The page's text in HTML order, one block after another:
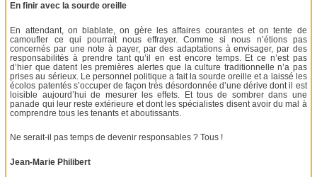
En finir avec la sourde oreille
En attendant, on blablate, on gère les affaires courantes et on tente de
camoufler ce qui pourrait nous effrayer. Comme si nous n’étions pas
concernés par une note à payer, par des adaptations à envisager, par des
responsabilités à prendre tant qu’il en est encore temps. Et ce n’est pas
d’hier que datent les premières alertes que la culture traditionnelle n’a pas
prises au sérieux. Le personnel politique a fait la sourde oreille et a laissé les
écolos patentés s’occuper de façon très désordonnée d’une dérive dont il est
loisible aujourd’hui de mesurer les effets. Et tous de sombrer dans une
panade qui leur reste extérieure et dont les spécialistes disent avoir du mal à
comprendre tous les tenants et aboutissants.
Ne serait-il pas temps de devenir responsables ? Tous !
Jean-Marie Philibert